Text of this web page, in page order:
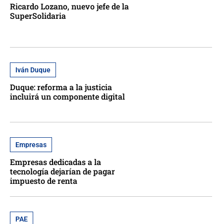
Ricardo Lozano, nuevo jefe de la
SuperSolidaria
Iván Duque
Duque: reforma a la justicia
incluirá un componente digital
Empresas
Empresas dedicadas a la
tecnología dejarían de pagar
impuesto de renta
PAE